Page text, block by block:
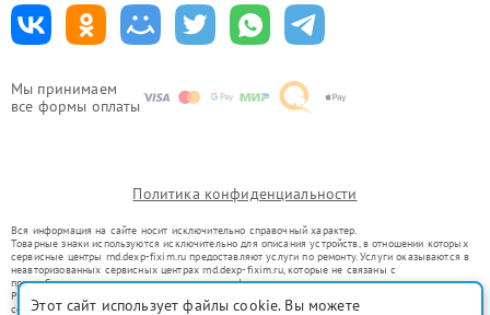
Мы принимаем
все формы оплаты
Политика конфиденциальности
Вся информация на сайте носит исключительно справочный характер.
Товарные знаки используются исключительно для описания устройств, в отношении которых
сервисные центры rnd.dexp-fixim.ru предоставляют услуги по ремонту. Услуги оказываются в
неавторизованных сервисных центрах rnd.dexp-fixim.ru, которые не связаны с
правообладателями товарных знаков или их официальными представителями.
Ремонт осуществляется для устройств, уже введенных в гражданский оборот в соответствии
со статьей 1487 ГК РФ.
Этот сайт использует файлы cookie. Вы можете